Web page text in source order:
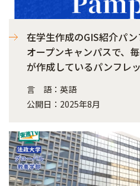
在学生作成のGIS紹介パ
オープンキャンパスで、
が作成しているパンフレッ
言 語：英語
公開日：2025年8月